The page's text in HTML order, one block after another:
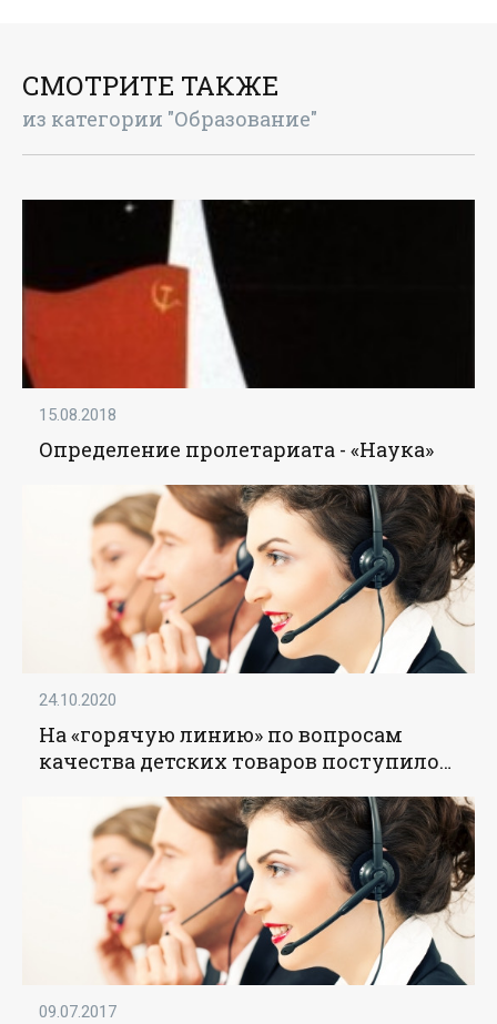
СМОТРИТЕ ТАКЖЕ
из категории "Образование"
15.08.2018
Определение пролетариата - «Наука»
24.10.2020
На «горячую линию» по вопросам
качества детских товаров поступило
09.07.2017